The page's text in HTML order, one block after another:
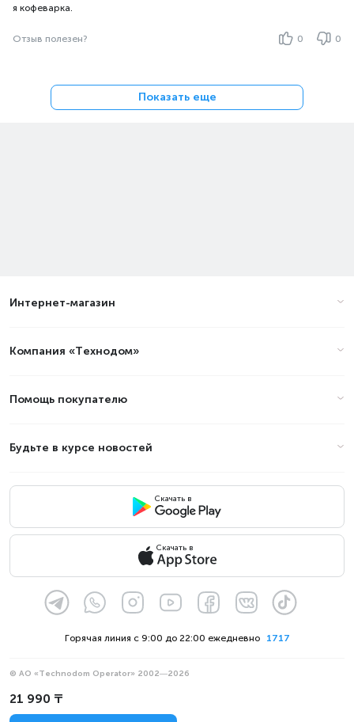
21 990 ₸
я кофеварка.
Отзыв полезен? 0 0
Показать еще
Интернет-магазин
Компания «Технодом»
Помощь покупателю
Будьте в курсе новостей
Скачать в
Скачать в
1717
Горячая линия с 9:00 до 22:00 ежедневно
© АО «Technodom Operator» 2002—2026